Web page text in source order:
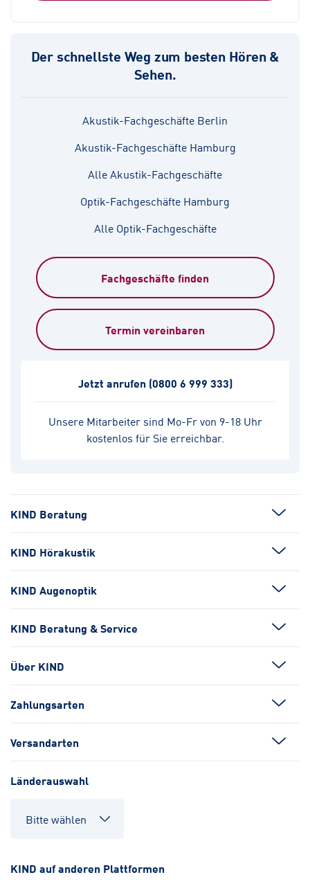
Der schnellste Weg zum besten Hören &
Sehen.
Akustik-Fachgeschäfte Berlin
Akustik-Fachgeschäfte Hamburg
Alle Akustik-Fachgeschäfte
Optik-Fachgeschäfte Hamburg
Alle Optik-Fachgeschäfte
Fachgeschäfte finden
Termin vereinbaren
Unsere Mitarbeiter sind Mo-Fr von 9-18 Uhr
kostenlos für Sie erreichbar.
Jetzt anrufen (0800 6 999 333)
KIND Beratung
KIND Hörakustik
KIND Augenoptik
KIND Beratung & Service
Über KIND
Zahlungsarten
Versandarten
Länderauswahl
KIND auf anderen Plattformen